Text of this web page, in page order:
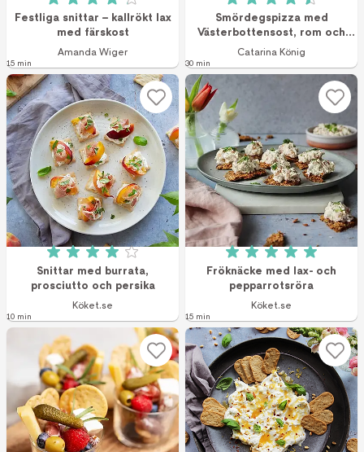
Betyg: 4.2 av 5 (70 röster)
Festliga snittar – kallrökt lax
med färskost
Amanda Wiger
15 min
Betyg: 4.5 av 5
Smördegspizza med
Västerbottensost, rom och
citron
Catarina König
30 min
Betyg: 4 av 5 (5 röster)
Snittar med burrata,
prosciutto och persika
Köket.se
10 min
Betyg: 5 av 5 (4
Fröknäcke med lax- och
pepparrotsröra
Köket.se
15 min